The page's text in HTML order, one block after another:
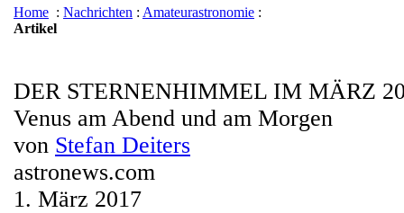
Home : Nachrichten : Amateurastronomie :
Artikel
DER STERNENHIMMEL IM MÄRZ
Venus am Abend und am Morgen
von Stefan Deiters
astronews.com
1. März 2017